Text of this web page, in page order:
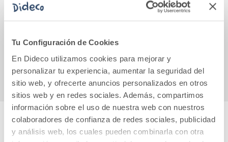
Tu Configuración de Cookies
En Dideco utilizamos cookies para mejorar y
personalizar tu experiencia, aumentar la seguridad del
sitio web, y ofrecerte anuncios personalizados en otros
sitios web y en redes sociales. Además, compartimos
información sobre el uso de nuestra web con nuestros
colaboradores de confianza de redes sociales, publicidad
y análisis web, los cuales pueden combinarla con otra
12,45€
Comprar
de dos mininos
Comprar